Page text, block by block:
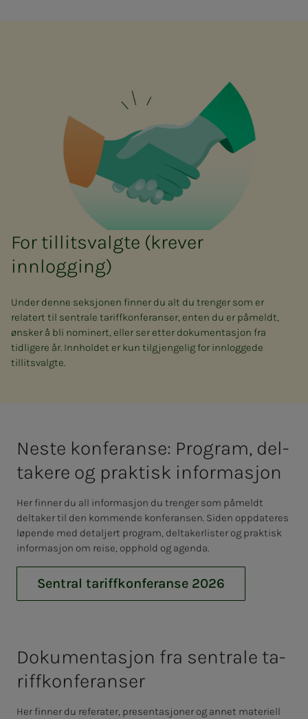
For tillitsvalgte (krever
innlogging)
Under denne seksjonen finner du alt du trenger som er
relatert til sentrale tariffkonferanser, enten du er påmeldt,
ønsker å bli nominert, eller ser etter dokumentasjon fra
tidligere år. Innholdet er kun tilgjengelig for innloggede
tillitsvalgte.
Nes­­­te kon­­­fe­ran­­­se: Pro­­­gram, del­
ta­­­ke­­­re og prak­­­tisk in­­­for­­­ma­­­sjon
Her finner du all informasjon du trenger som påmeldt
deltaker til den kommende konferansen. Siden oppdateres
løpende med detaljert program, deltakerlister og praktisk
informasjon om reise, opphold og agenda.
Sentral tariffkonferanse 2026
Do­ku­­­men­ta­­­sjon fra sen­tra­­­le ta­
riff­kon­­­fe­ran­­­ser
Her finner du referater, presentasjoner og annet materiell